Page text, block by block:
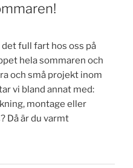
full fart hos oss på
hela sommaren och
och små projekt inom
vi bland annat med:
montage eller
Då är du varmt